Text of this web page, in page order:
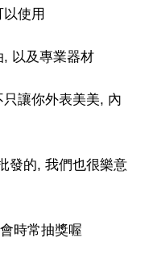
使用
以及專業器材
讓你外表美美, 內
發的, 我們也很樂意
時常抽獎喔